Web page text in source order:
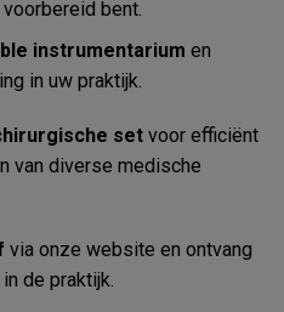
bent.
instrumentarium en
in uw praktijk.
set voor efficiënt
van diverse medische
via onze website en ontvang
de praktijk.